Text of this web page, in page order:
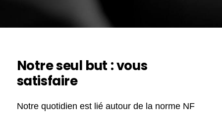
Notre seul but : vous
satisfaire
Notre quotidien est lié autour de la norme NF